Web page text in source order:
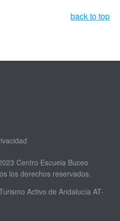
back to top
Centro Escuela Buceo
los derechos reservados.
Activo de Andalucía AT-